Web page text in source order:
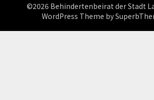
©2026 Behindertenbeirat der Stadt
WordPress Theme by